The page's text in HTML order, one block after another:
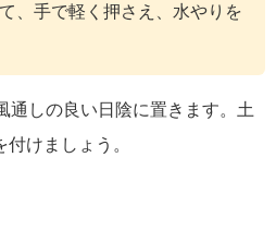
、手で軽く押さえ、水やりを
通しの良い日陰に置きます。土
けましょう。